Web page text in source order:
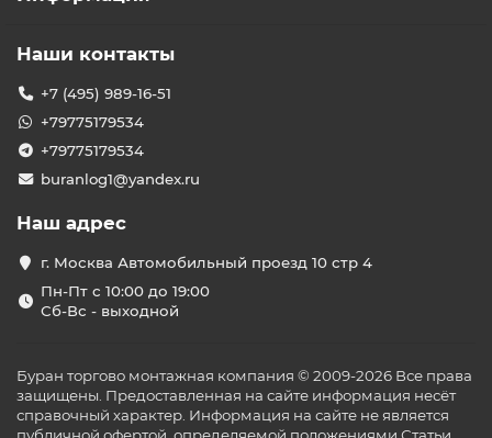
Наши контакты
+7 (495) 989-16-51
+79775179534
+79775179534
buranlog1@yandex.ru
Наш адрес
г. Москва Автомобильный проезд 10 стр 4
Пн-Пт с 10:00 до 19:00
Сб-Вс - выходной
Буран торгово монтажная компания © 2009-2026 Все права
защищены. Предоставленная на сайте информация несёт
справочный характер. Информация на сайте не является